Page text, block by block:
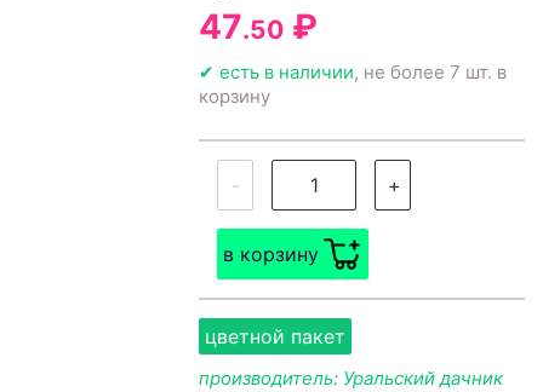
47.50 ₽
✔ есть в наличии, не более 7 шт. в
корзину
- +
в корзину
цветной пакет
производитель: Уральский дачник